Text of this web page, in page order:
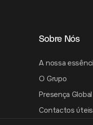
Sobre Nós
A nossa
O Grupo
Presença Global
Contactos úteis